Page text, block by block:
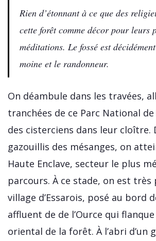
Rien d’étonnant à ce que des
cette forêt comme décor pour leurs
méditations. Le fossé est
moine et le randonneur.
On déambule dans les travées,
tranchées de ce Parc National
des cisterciens dans leur cloître.
gazouillis des mésanges, on
Haute Enclave, secteur le plus
parcours. À ce stade, on est très
village d’Essarois, posé au bord
affluent de de l’Ource qui
oriental de la forêt. À l’abri d’un